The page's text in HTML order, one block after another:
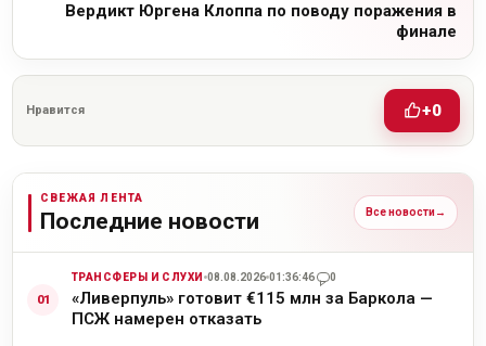
Вердикт Юргена Клоппа по поводу поражения в
финале
Нравится +0
СВЕЖАЯ ЛЕНТА
Последние новости Все новости→
ТРАНСФЕРЫ И СЛУХИ 08.08.2026 01:36:46 0
«Ливерпуль» готовит €115 млн за Баркола —
ПСЖ намерен отказать